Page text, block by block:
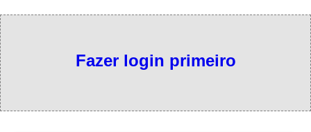
Fazer login primeiro